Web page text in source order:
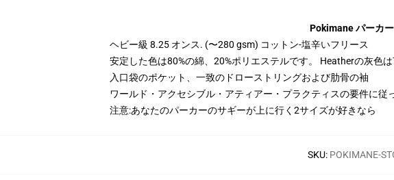
Pokimane パーカ
ヘビー級 8.25 オンス. (〜280 gsm) コットン-塩辛いフリース
安定した色は80%の綿、20%ポリエステルです。 Heatherの灰色
入口袋のポケット、一致のドローストリングおよび肋骨の袖
ワールド・アクセシブル・アティアー・プラクティスの要件に従
注意:あなたのパーカーのサギーが上に行く2サイズが好きなら
SKU: POKIMANE-